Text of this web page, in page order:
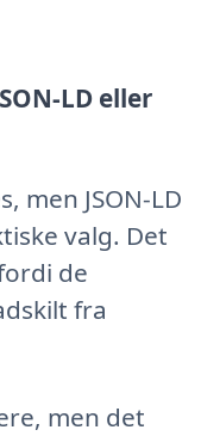
LD eller
men JSON-LD
valg. Det
de
fra
men det